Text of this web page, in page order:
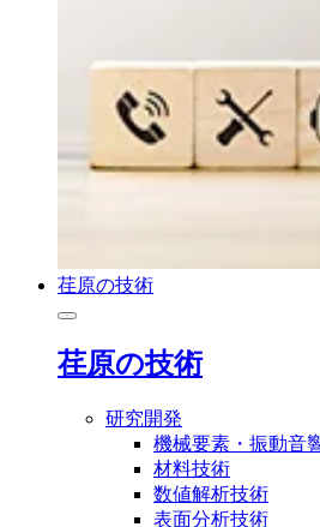
荏原の技術
荏原の技術
研究開発
機械要素・振動音
材料技術
数値解析技術
表面分析技術